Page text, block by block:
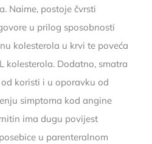
Naime, postoje čvrsti
u prilog sposobnosti
kolesterola u krvi te poveća
kolesterola. Dodatno, smatra
koristi i u oporavku od
simptoma kod angine
ima dugu povijest
u parenteralnom